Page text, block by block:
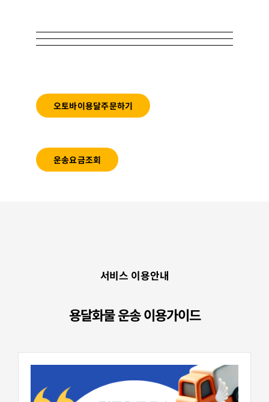
오토바이용달주문하기
운송요금조회
서비스 이용안내
용달화물 운송 이용가이드